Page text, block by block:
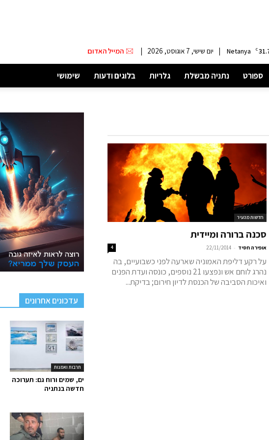
C
Netanya
| יום שישי, 7 אוגוסט, 2026 | המייל האדום
ספורט נתניה מבשלת גלריות בלוגים ודעות שימושי
חדשות מהעיר
סכנה ברורה ומיידית
אופירה חסיד -
22/11/2014
4
על רקע דליפת האמוניה שארעה לפני כשבועיים, בה
נהרג לוחם אש ונפצעו 21 נוספים, כונסה ועדת הפנים
ואיכות הסביבה של הכנסת לדיון חירום; בדיקת...
עדכונים אחרונים
תרבות ואמנות
ים, שמים ורוח גם: תערוכה
חדשה בנתניה